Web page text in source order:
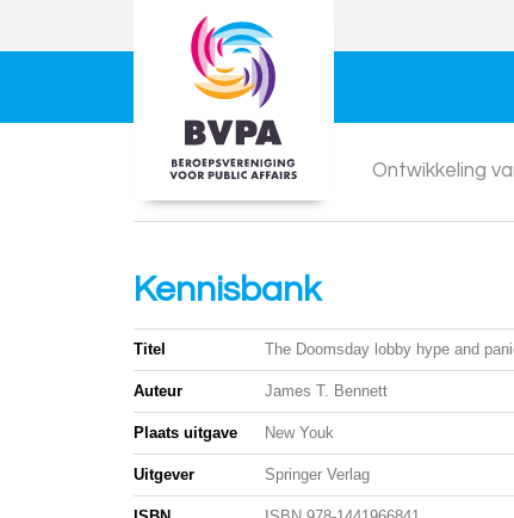
Ontwikkeling
Kennisbank
Titel The Doomsday lobby hype and
Auteur James T. Bennett
Plaats uitgave New Youk
Uitgever Springer Verlag